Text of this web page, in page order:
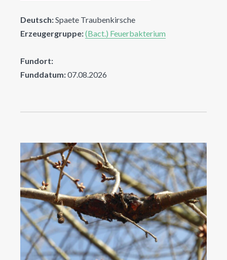
Deutsch:Spaete Traubenkirsche
Erzeugergruppe:(Bact.) Feuerbakterium
Fundort:
Funddatum:07.08.2026